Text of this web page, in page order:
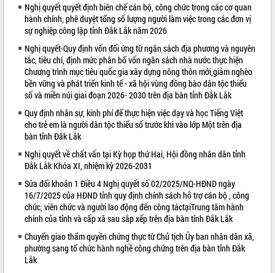
Loading the player...
Trailer Lễ hội Sầu riêng Đắk Lắk năm
2026
Khám bệnh, cấp phát thuốc miễn phí
và tặng quà người dân xã Cư Pui
Hội nghị UBND tỉnh Đắk Lắk thường kỳ
tháng 7/2026
Lễ truy tặng danh hiệu “Bà Mẹ Việt
Nam Anh hùng” và trao Huân chương
Lao động
UBND tỉnh Đắk Lắk triển khai nhiệm
vụ 6 tháng cuối năm 2026
Kỳ họp thứ Hai, Hội đồng nhân dân
tỉnh khóa XI quyết nghị nhiều nội dung
quan trọng
Bí thư Tỉnh ủy Lương Nguyễn Minh
Triết thăm, tặng quà người có công với
cách mạng
Rà soát, hoàn thiện hệ thống thiết chế
ALBUM ẢNH
LIÊN KẾT WEB
Nghị quyết quyết định biên chế cán bộ, công chức trong các cơ quan
hành chính, phê duyệt tổng số lượng người làm việc trong các đơn vị
sự nghiệp công lập tỉnh Đắk Lắk năm 2026
Nghị quyết-Quy định vốn đối ứng từ ngân sách địa phương và nguyên
tắc, tiêu chí, định mức phân bổ vốn ngân sách nhà nước thực hiện
Chương trình mục tiêu quốc gia xây dựng nông thôn mới,giảm nghèo
bền vững và phát triển kinh tế - xã hội vùng đồng bào dân tộc thiểu
số và miền núi giai đoạn 2026- 2030 trên địa bàn tỉnh Đắk Lắk
Quy định nhân sự, kinh phí để thực hiện việc dạy và học Tiếng Việt
cho trẻ em là người dân tộc thiểu số trước khi vào lớp Một trên địa
bàn tỉnh Đắk Lắk
Nghị quyết về chất vấn tại Kỳ họp thứ Hai, Hội đồng nhân dân tỉnh
Đắk Lắk Khóa XI, nhiệm kỳ 2026-2031
Sửa đổi khoản 1 Điều 4 Nghị quyết số 02/2025/NQ-HĐND ngày
16/7/2025 của HĐND tỉnh quy định chính sách hỗ trợ cán bộ , công
chức, viên chức và người lao động đến công táctạiTrung tâm hành
chính của tỉnh và cấp xã sau sắp xếp trên địa bàn tỉnh Đắk Lắk
Chuyển giao thẩm quyền chứng thực từ Chủ tịch Ủy ban nhân dân xã,
phường sang tổ chức hành nghề công chứng trên địa bàn tỉnh Đắk
Lắk